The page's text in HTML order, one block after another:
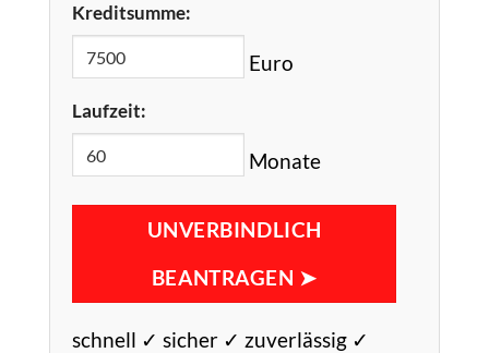
Kreditsumme:
Euro
Laufzeit:
Monate
UNVERBINDLICH
BEANTRAGEN ➤
schnell ✓ sicher ✓ zuverlässig ✓